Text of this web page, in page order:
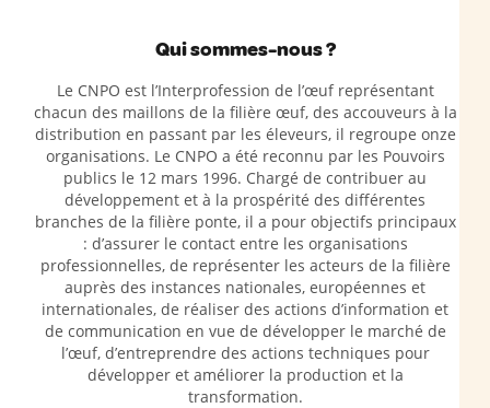
Qui sommes-nous ?
Le CNPO est l’Interprofession de l’œuf représentant
chacun des maillons de la filière œuf, des accouveurs à la
distribution en passant par les éleveurs, il regroupe onze
organisations. Le CNPO a été reconnu par les Pouvoirs
publics le 12 mars 1996. Chargé de contribuer au
développement et à la prospérité des différentes
branches de la filière ponte, il a pour objectifs principaux
: d’assurer le contact entre les organisations
professionnelles, de représenter les acteurs de la filière
auprès des instances nationales, européennes et
internationales, de réaliser des actions d’information et
de communication en vue de développer le marché de
l’œuf, d’entreprendre des actions techniques pour
développer et améliorer la production et la
transformation.